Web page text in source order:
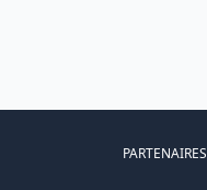
PARTENAIRES